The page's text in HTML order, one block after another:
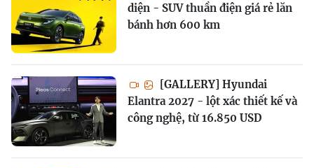
diện - SUV thuần điện giá rẻ lăn
bánh hơn 600 km
[GALLERY] Hyundai
Elantra 2027 - lột xác thiết kế và
công nghệ, từ 16.850 USD